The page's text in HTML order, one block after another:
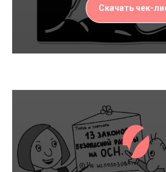
Скачать чек-